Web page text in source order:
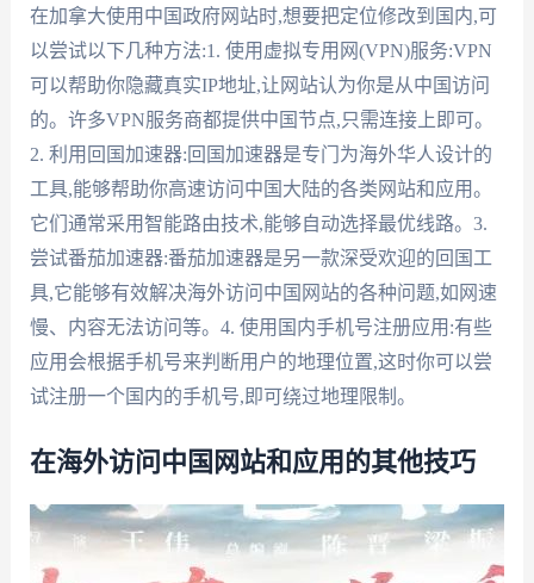
在加拿大使用中国政府网站时,想要把定位修改到国内,可
以尝试以下几种方法:1. 使用虚拟专用网(VPN)服务:VPN
可以帮助你隐藏真实IP地址,让网站认为你是从中国访问
的。许多VPN服务商都提供中国节点,只需连接上即可。
2. 利用回国加速器:回国加速器是专门为海外华人设计的
工具,能够帮助你高速访问中国大陆的各类网站和应用。
它们通常采用智能路由技术,能够自动选择最优线路。3.
尝试番茄加速器:番茄加速器是另一款深受欢迎的回国工
具,它能够有效解决海外访问中国网站的各种问题,如网速
慢、内容无法访问等。4. 使用国内手机号注册应用:有些
应用会根据手机号来判断用户的地理位置,这时你可以尝
试注册一个国内的手机号,即可绕过地理限制。
在海外访问中国网站和应用的其他技巧